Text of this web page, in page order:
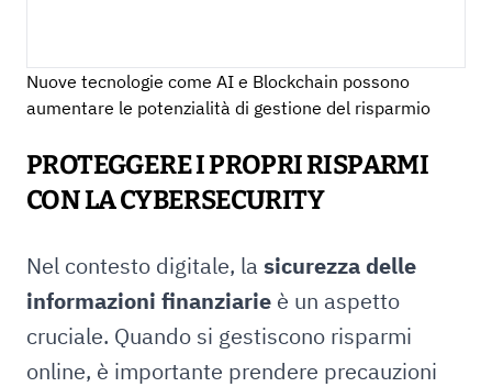
Nuove tecnologie come AI e Blockchain possono
aumentare le potenzialità di gestione del risparmio
PROTEGGERE I PROPRI RISPARMI
CON LA CYBERSECURITY
Nel contesto digitale, la sicurezza delle
informazioni finanziarie è un aspetto
cruciale. Quando si gestiscono risparmi
online, è importante prendere precauzioni